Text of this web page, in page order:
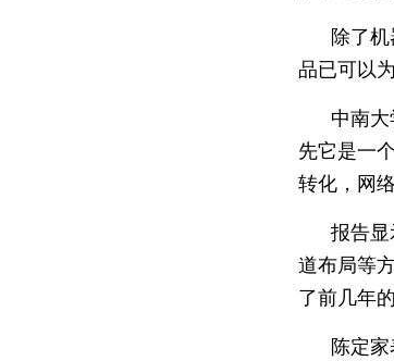
除了
品已可以
中南
先它是一
转化，网
报告显
道布局等
了前几年
陈定